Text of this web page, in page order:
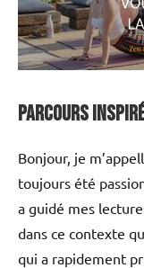
Parcours
Bonjour, je
toujours été
a guidé mes
dans ce contexte
qui a rapidement